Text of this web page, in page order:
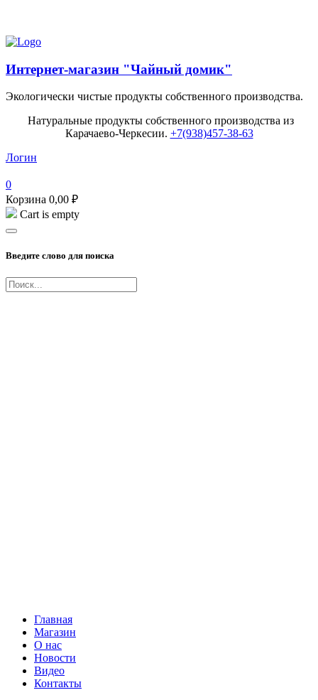
Интернет-магазин "Чайный домик"
Экологически чистые продукты собственного производства.
Натуральные продукты собственного производства из
Карачаево-Черкесии. +7(938)457-38-63
Логин
0
Корзина 0,00 ₽
Cart is empty
Введите слово для поиска
Главная
Магазин
О нас
Новости
Видео
Контакты